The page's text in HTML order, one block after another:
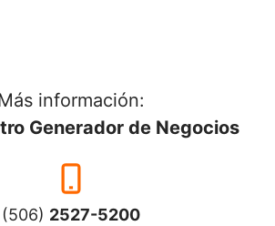
información:
Generador de Negocios
(506) 2527-5200